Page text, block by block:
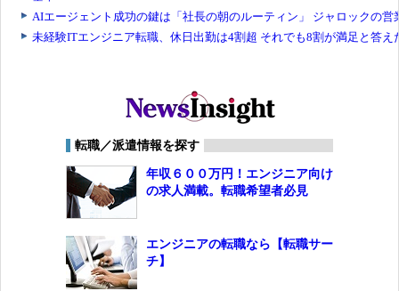
転職／派遣情報を探す
年収６００万円！エンジニア向け
の求人満載。転職希望者必見
エンジニアの転職なら【転職サー
チ】